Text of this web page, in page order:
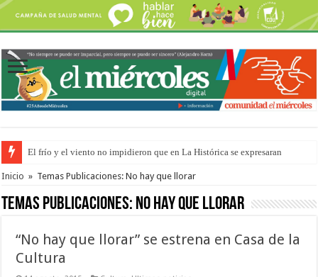
El frío y el viento no impidieron que en La Histórica se expresaran
OSER: Frigerio aseguró que mejoraron el servicio, redujeron el déficit en
Inicio » Temas Publicaciones: No hay que llorar
Temas Publicaciones: No hay que llorar
“No hay que llorar” se estrena en Casa de la
Cultura